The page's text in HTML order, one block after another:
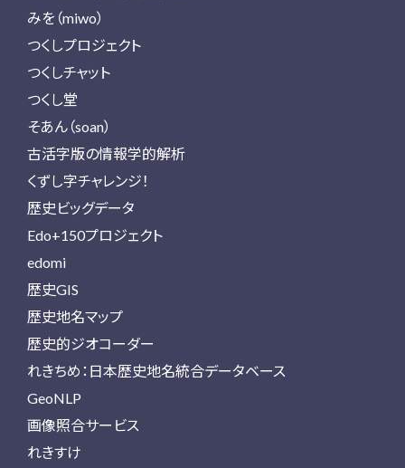
みを（miwo）
つくしプロジェクト
つくしチャット
つくし堂
そあん（soan）
古活字版の情報学的解析
くずし字チャレンジ！
歴史ビッグデータ
Edo+150プロジェクト
edomi
歴史GIS
歴史地名マップ
歴史的ジオコーダー
れきちめ：日本歴史地名統合データベース
GeoNLP
画像照合サービス
れきすけ